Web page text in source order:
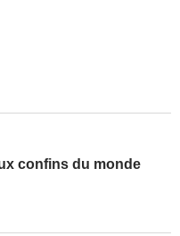
confins du monde